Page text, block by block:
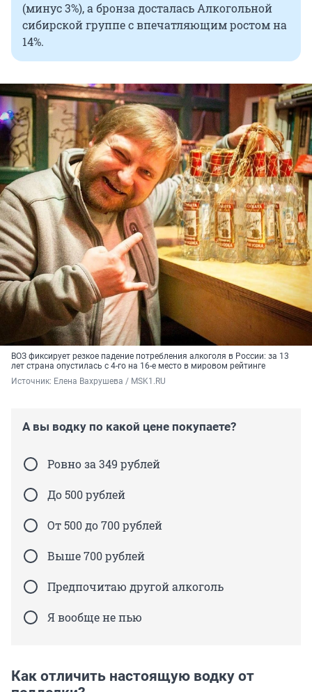
(минус 3%), а бронза досталась Алкогольной
сибирской группе с впечатляющим ростом на
14%.
ВОЗ фиксирует резкое падение потребления алкоголя в России: за 13
лет страна опустилась с 4-го на 16-е место в мировом рейтинге
Источник: Елена Вахрушева / MSK1.RU
А вы водку по какой цене покупаете?
Ровно за 349 рублей
До 500 рублей
От 500 до 700 рублей
Выше 700 рублей
Предпочитаю другой алкоголь
Я вообще не пью
Как отличить настоящую водку от